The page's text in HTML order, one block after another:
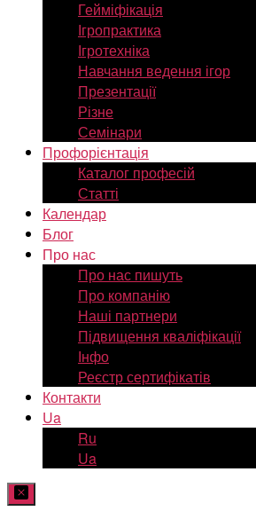
Гейміфікація
Ігропрактика
Ігротехніка
Навчання ведення ігор
Презентації
Різне
Семінари
Профорієнтація
Каталог професій
Статті
Календар
Блог
Про нас
Про нас пишуть
Про компанію
Наші партнери
Підвищення кваліфікації
Інфо
Реєстр сертифікатів
Контакти
Ua
Ru
Ua